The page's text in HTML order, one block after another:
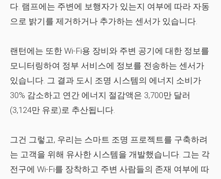
다. 램프에는 주변에 보행자가 있는지 여부에 따라 자동
으로 밝기를 제거하거나 추가하는 센서가 있습니다.
랜턴에는 또한 Wi-Fi용 장비와 주변 공기에 대한 정보를
모니터링하여 정부 서비스에 정보를 전송하는 센서가
있습니다. 그 결과 도시 조명 시스템의 에너지 소비가
30% 감소하고 연간 에너지 절감액은 3,700만 달러
(3,124만 유로)로 추산됩니다.
그건 그렇고, 우리는 스마트 조명 프로젝트를 구축하려
는 고객을 위해 유사한 시스템을 개발했습니다. 그는 각
전구에 Wi-Fi를 장착하고 주변 사람들의 존재 여부에 따